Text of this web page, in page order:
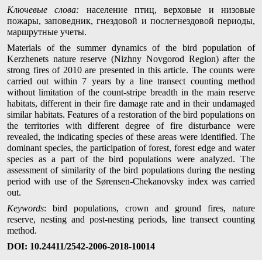
Ключевые слова: население птиц, верховые и низовые
пожары, заповедник, гнездовой и послегнездовой периоды,
маршрутные учеты.
Materials of the summer dynamics of the bird population of
Kerzhenets nature reserve (Nizhny Novgorod Region) after the
strong fires of 2010 are presented in this article. The counts were
carried out within 7 years by a line transect counting method
without limitation of the count-stripe breadth in the main reserve
habitats, different in their fire damage rate and in their undamaged
similar habitats. Features of a restoration of the bird populations on
the territories with different degree of fire disturbance were
revealed, the indicating species of these areas were identified. The
dominant species, the participation of forest, forest edge and water
species as a part of the bird populations were analyzed. The
assessment of similarity of the bird populations during the nesting
period with use of the Sørensen-Chekanovsky index was carried
out.
Keywords: bird populations, crown and ground fires, nature
reserve, nesting and post-nesting periods, line transect counting
method.
DOI: 10.24411/2542-2006-2018-10014